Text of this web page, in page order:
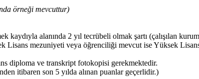
örneği mevcuttur)
alanında 2 yıl tecrübeli olmak şartı (çalışılan
mezuniyeti veya öğrenciliği mevcut ise Yüksek
diploma ve transkript fotokopisi gerekmektedir.
itibaren son 5 yılda alınan puanlar geçerlidir.)